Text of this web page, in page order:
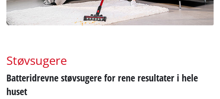
Støvsugere
Batteridrevne støvsugere for rene resultater i hele
huset